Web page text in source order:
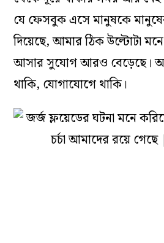
যে ফেসবুক এসে মানুষকে
দিয়েছে, আমার ঠিক উল্টোটা
আসার সুযোগ আরও বেড়েছে।
থাকি, যোগাযোগে থাকি।